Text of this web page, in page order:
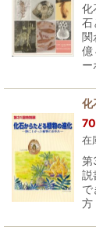
化
関
化
在
第
説
で
方